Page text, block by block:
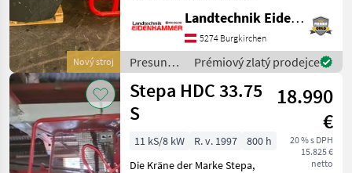
Nový stroj
inkl Vermittlung Original
Aufsteckballengreifer zu
Stepa Heukran Preis 1200 €
inkl Vermittlung
Landtechnik Eidenhammer GmbH
5274 Burgkirchen
Presun
materiálu
/ Stepa
Prémiový zlatý prodejce
Stepa HDC 33.75
S
18.990
€
20 % s DPH
15.825 €
netto
11 kS/8 kW R. v. 1997
800 h
Die Kräne der Marke Stepa,